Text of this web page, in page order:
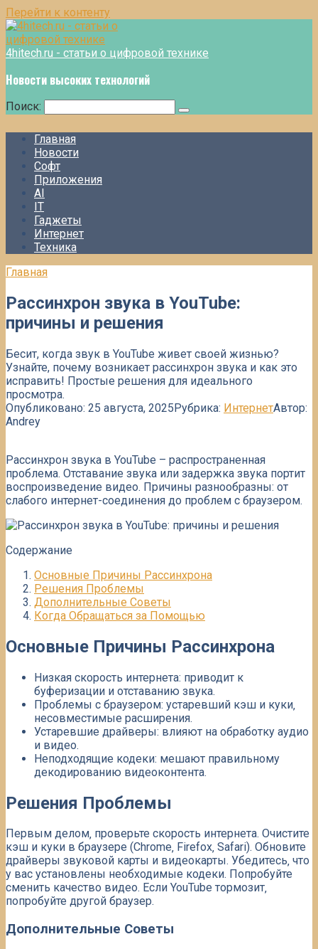
Перейти к контенту
4hitech.ru - статьи о цифровой технике
Новости высоких технологий
Поиск:
Главная
Новости
Софт
Приложения
AI
IT
Гаджеты
Интернет
Техника
Главная
Рассинхрон звука в YouTube:
причины и решения
Бесит, когда звук в YouTube живет своей жизнью?
Узнайте, почему возникает рассинхрон звука и как это
исправить! Простые решения для идеального
просмотра.
Опубликовано: 25 августа, 2025Рубрика: ИнтернетАвтор:
Andrey
Рассинхрон звука в YouTube – распространенная
проблема. Отставание звука или задержка звука портит
воспроизведение видео. Причины разнообразны: от
слабого интернет-соединения до проблем с браузером.
Содержание
Основные Причины Рассинхрона
Решения Проблемы
Дополнительные Советы
Когда Обращаться за Помощью
Основные Причины Рассинхрона
Низкая скорость интернета: приводит к
буферизации и отставанию звука.
Проблемы с браузером: устаревший кэш и куки‚
несовместимые расширения.
Устаревшие драйверы: влияют на обработку аудио
и видео.
Неподходящие кодеки: мешают правильному
декодированию видеоконтента.
Решения Проблемы
Первым делом‚ проверьте скорость интернета. Очистите
кэш и куки в браузере (Chrome‚ Firefox‚ Safari). Обновите
драйверы звуковой карты и видеокарты. Убедитесь‚ что
у вас установлены необходимые кодеки. Попробуйте
сменить качество видео. Если YouTube тормозит‚
попробуйте другой браузер.
Дополнительные Советы